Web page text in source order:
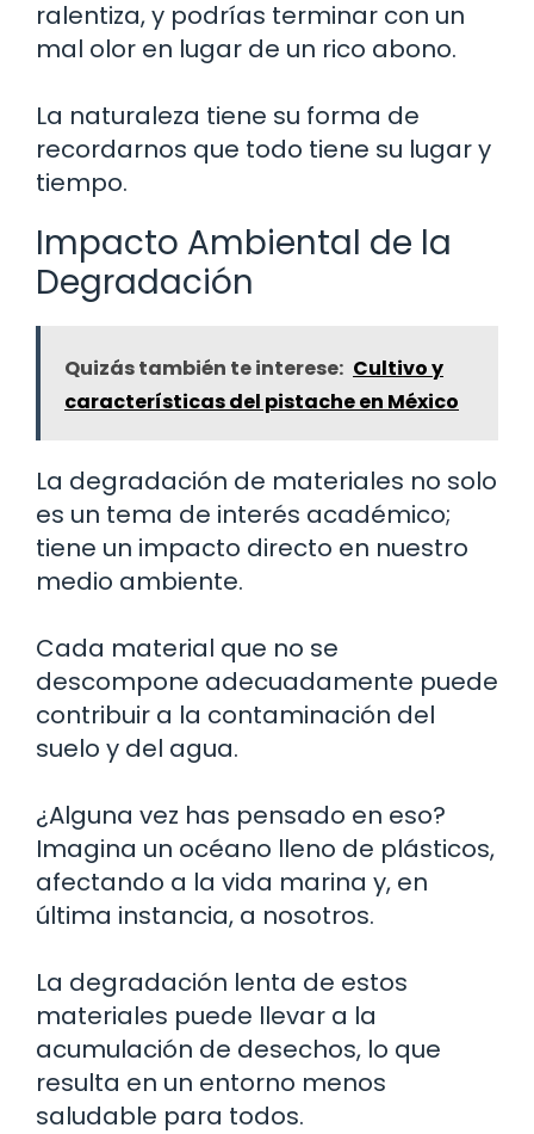
ralentiza, y podrías terminar con un
mal olor en lugar de un rico abono.
La naturaleza tiene su forma de
recordarnos que todo tiene su lugar y
tiempo.
Impacto Ambiental de la
Degradación
Quizás también te interese: Cultivo y
características del pistache en México
La degradación de materiales no solo
es un tema de interés académico;
tiene un impacto directo en nuestro
medio ambiente.
Cada material que no se
descompone adecuadamente puede
contribuir a la contaminación del
suelo y del agua.
¿Alguna vez has pensado en eso?
Imagina un océano lleno de plásticos,
afectando a la vida marina y, en
última instancia, a nosotros.
La degradación lenta de estos
materiales puede llevar a la
acumulación de desechos, lo que
resulta en un entorno menos
saludable para todos.